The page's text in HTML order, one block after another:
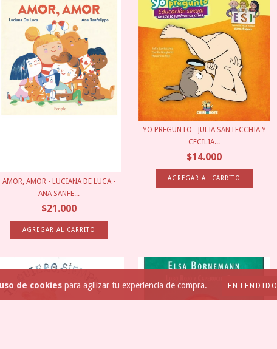
de cookies para agilizar tu experiencia de compra. ENTENDIDO
AMOR, AMOR - LUCIANA DE LUCA -
ANA SANFE...
$21.000
YO PREGUNTO - JULIA SANTECCHIA Y
CECILIA...
$14.000